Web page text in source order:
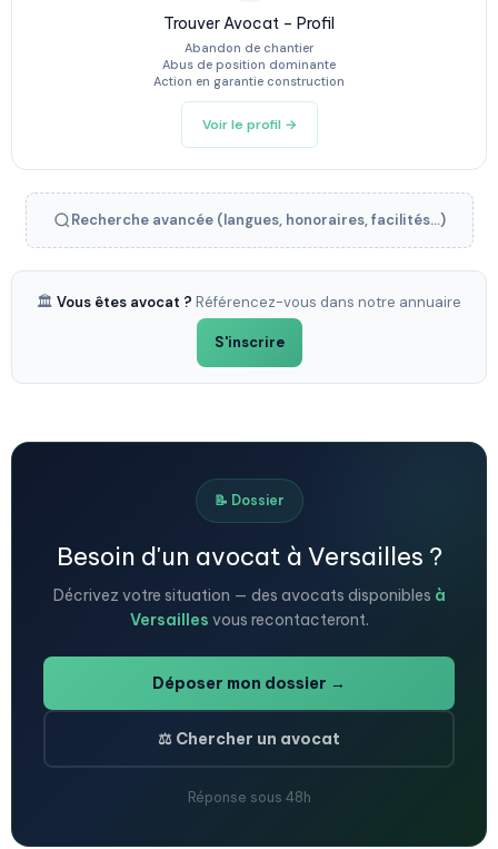
Trouver Avocat – Profil
Abandon de chantier
Abus de position dominante
Action en garantie construction
Voir le profil →
Recherche avancée (langues, honoraires, facilités...)
🏛️ Vous êtes avocat ? Référencez-vous dans notre annuaire
S'inscrire
📝 Dossier
Besoin d'un avocat à Versailles ?
Décrivez votre situation — des avocats disponibles à
Versailles vous recontacteront.
Déposer mon dossier →
⚖️ Chercher un avocat
Réponse sous 48h